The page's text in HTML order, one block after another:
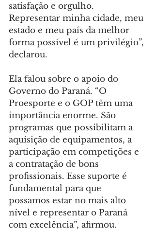
satisfação e orgulho.
Representar minha cidade, meu
estado e meu país da melhor
forma possível é um privilégio”,
declarou.
Ela falou sobre o apoio do
Governo do Paraná. “O
Proesporte e o GOP têm uma
importância enorme. São
programas que possibilitam a
aquisição de equipamentos, a
participação em competições e
a contratação de bons
profissionais. Esse suporte é
fundamental para que
possamos estar no mais alto
nível e representar o Paraná
com excelência”, afirmou.